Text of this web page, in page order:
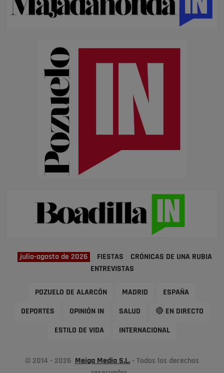
julio-agosto de 2026 FIESTAS
CRÓNICAS DE UNA RUBIA
ENTREVISTAS
POZUELO DE ALARCÓN MADRID ESPAÑA
DEPORTES OPINIÓN IN SALUD 🔴 EN DIRECTO
ESTILO DE VIDA INTERNACIONAL
© 2014 - 2026 Meiga Media S.L. - Todos los derechos